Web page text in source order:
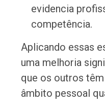
evidencia
competência.
Aplicando essas
uma melhoria
que os outros
âmbito pessoal